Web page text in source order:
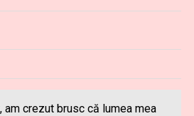
am crezut brusc că lumea mea